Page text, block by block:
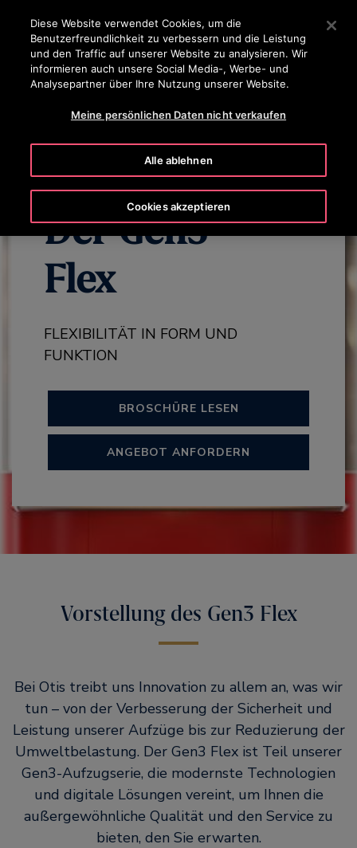
Drücken Sie die Eingabetaste, um zum Hauptinhalt zu
SUCHEN
Der Gen3™
Flex
FLEXIBILITÄT IN FORM UND
FUNKTION
BROSCHÜRE LESEN
ANGEBOT ANFORDERN
Vorstellung des Gen3 Flex
Bei Otis treibt uns Innovation zu allem an, was wir
tun – von der Verbesserung der Sicherheit und
Leistung unserer Aufzüge bis zur Reduzierung der
Umweltbelastung. Der Gen3 Flex ist Teil unserer
Gen3-Aufzugserie, die modernste Technologien
und digitale Lösungen vereint, um Ihnen die
außergewöhnliche Qualität und den Service zu
bieten, den Sie erwarten.
Diese Website verwendet Cookies, um die
Benutzerfreundlichkeit zu verbessern und die Leistung
und den Traffic auf unserer Website zu analysieren. Wir
informieren auch unsere Social Media-, Werbe- und
Analysepartner über Ihre Nutzung unserer Website.
Meine persönlichen Daten nicht verkaufen
Alle ablehnen
Cookies akzeptieren